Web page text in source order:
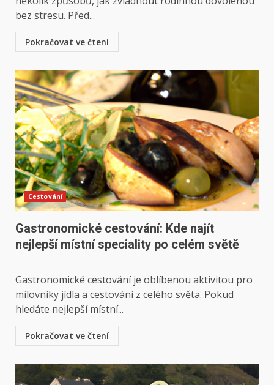
bez stresu. Před...
Pokračovat ve čtení
Cestování
Gastronomické cestování: Kde najít
nejlepší místní speciality po celém světě
Gastronomické cestování je oblíbenou aktivitou pro
milovníky jídla a cestování z celého světa. Pokud
hledáte nejlepší místní...
Pokračovat ve čtení